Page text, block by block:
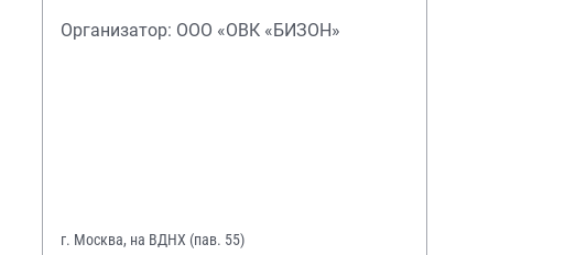
Организатор: ООО «ОВК «БИЗОН»
г. Москва, на ВДНХ (пав. 55)